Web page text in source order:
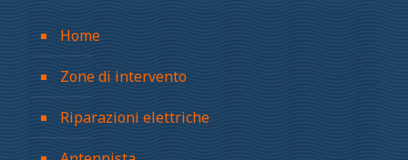
Home
Zone di intervento
Riparazioni elettriche